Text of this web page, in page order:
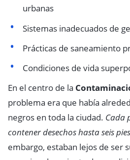
urbanas
Sistemas inadecuados de
Prácticas de saneamiento
Condiciones de vida
En el centro de la
problema era que había
negros en toda la ciudad. Cada
contener desechos hasta seis
embargo, estaban lejos de ser